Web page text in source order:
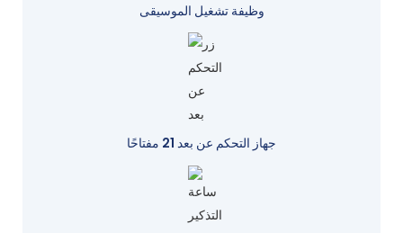
وظيفة تشغيل الموسيقى
جهاز التحكم عن بعد 21 مفتاحًا